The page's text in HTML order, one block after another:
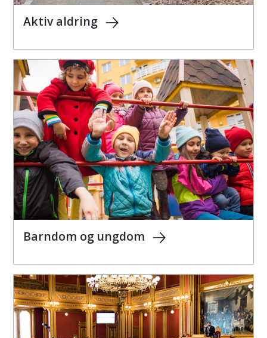
Aktiv aldring
Barndom og ungdom